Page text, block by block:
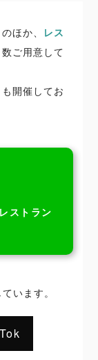
ほか、 レス
ご用意して
も開催してお
レストラン
います。